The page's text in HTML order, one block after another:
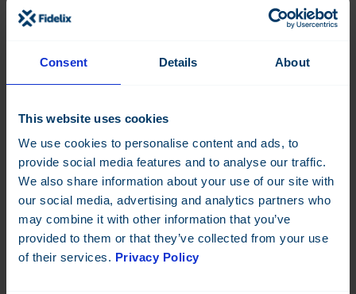
Consent Details About
This website uses cookies
We use cookies to personalise content and ads, to
provide social media features and to analyse our traffic.
We also share information about your use of our site with
our social media, advertising and analytics partners who
may combine it with other information that you’ve
provided to them or that they’ve collected from your use
of their services. Privacy Policy
uudiskohdetta, joista jokainen on räätälöity yksilöllisesti.
Järjestelmiämme on muun muassa asuin- ja
toimistorakennuksissa, kouluissa, sairaaloissa, hotelleissa,
varastoissa, hoivakodeissa, pysäköintilaitoksissa sekä
ostoskeskuksissa.
Kehitystyö eri valmistajien tuotteiden saumattomaan integrointiin
on ollut tuotekehityksemme tärkeimpiä painopisteitä jo vuosien